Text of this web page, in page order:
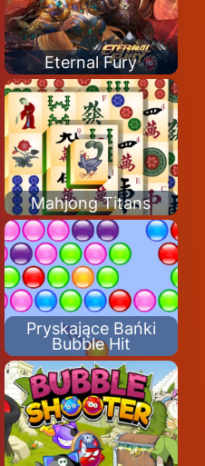
Eternal Fury
Mahjong Titans
Pryskające Bańki
Bubble Hit